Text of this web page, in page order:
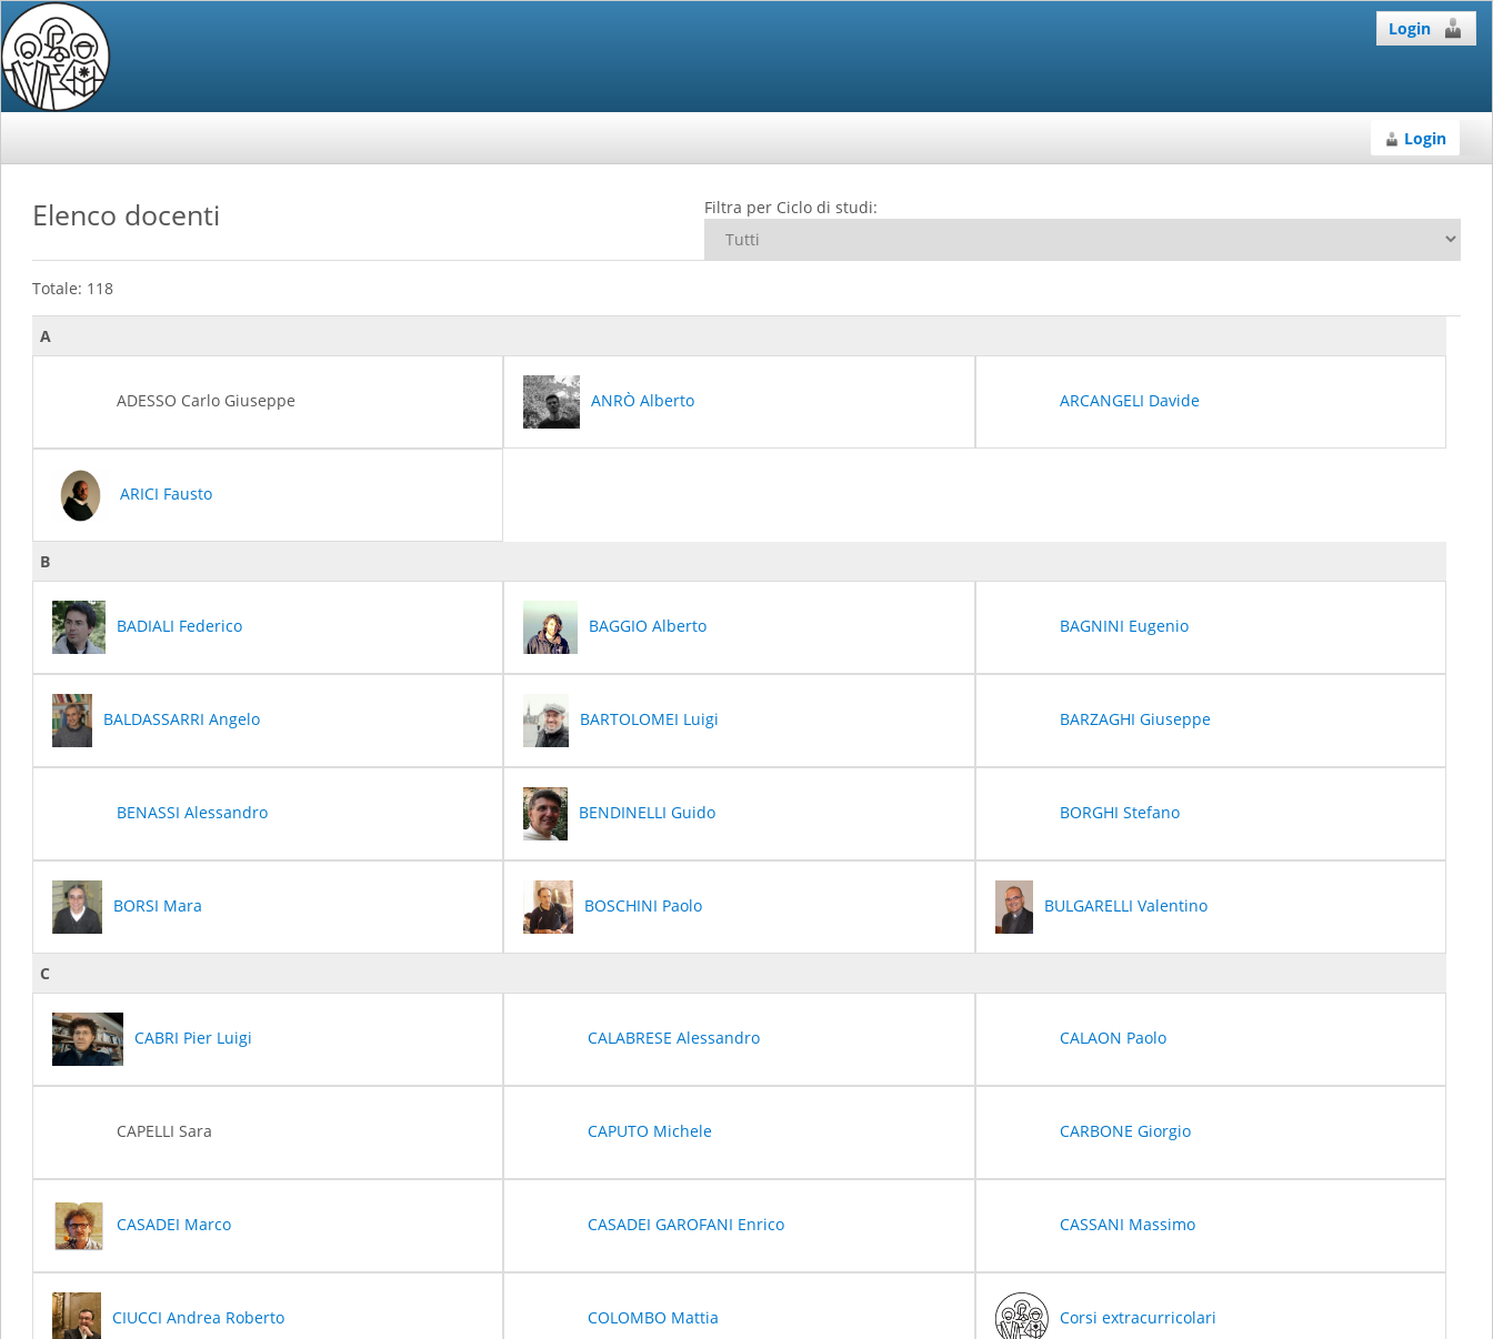
Login
Login
Elenco docenti Filtra per Ciclo di studi:
Totale: 118
A
ADESSO Carlo Giuseppe ANRÒ Alberto ARCANGELI Davide
ARICI Fausto
B
BADIALI Federico BAGGIO Alberto BAGNINI Eugenio
BALDASSARRI Angelo BARTOLOMEI Luigi BARZAGHI Giuseppe
BENASSI Alessandro BENDINELLI Guido BORGHI Stefano
BORSI Mara BOSCHINI Paolo BULGARELLI Valentino
C
CABRI Pier Luigi CALABRESE Alessandro CALAON Paolo
CAPELLI Sara CAPUTO Michele CARBONE Giorgio
CASADEI Marco CASADEI GAROFANI Enrico CASSANI Massimo
CIUCCI Andrea Roberto COLOMBO Mattia Corsi extracurricolari